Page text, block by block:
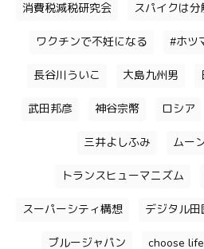
消費税減税研究会 スパイクは
ワクチンで不妊になる #ホツ
長谷川ういこ 大島九州男
武田邦彦 神谷宗幣 ロシア
三井よしふみ ムー
トランスヒューマニズム
スーパーシティ構想 デジタル
ブルージャパン choose